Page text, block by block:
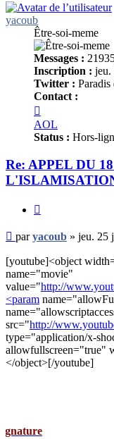
yacoub
Être-soi-meme
Messages :
Inscription : jeu.
Twitter :
Contact :
yacoub
AOL
Status : Hors-
Re: APPEL DU
Message
non
lu
paryacoub » jeu. 25
[youtube]<object
name="movie"
value="http://
<param
src="http://
type="application/x-
allowfullscreen="true"
</object>[/youtube]